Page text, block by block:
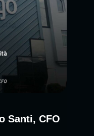
Santi, CFO